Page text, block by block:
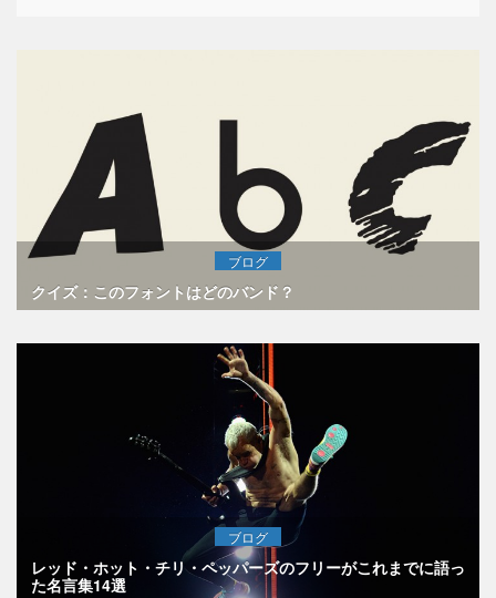
ブログ
クイズ：このフォントはどのバンド？
ブログ
レッド・ホット・チリ・ペッパーズのフリーがこれまでに語っ
た名言集14選